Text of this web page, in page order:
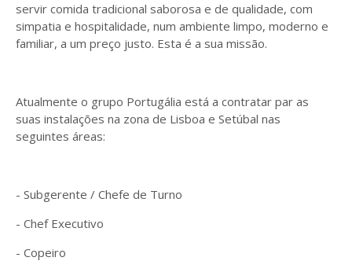
servir comida tradicional saborosa e de qualidade, com
simpatia e hospitalidade, num ambiente limpo, moderno e
familiar, a um preço justo. Esta é a sua missão.
Atualmente o grupo Portugália está a contratar par as
suas instalações na zona de Lisboa e Setúbal nas
seguintes áreas:
- Subgerente / Chefe de Turno
- Chef Executivo
- Copeiro